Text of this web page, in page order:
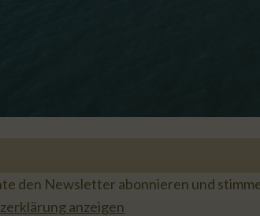
den Newsletter abonnieren und
anzeigen